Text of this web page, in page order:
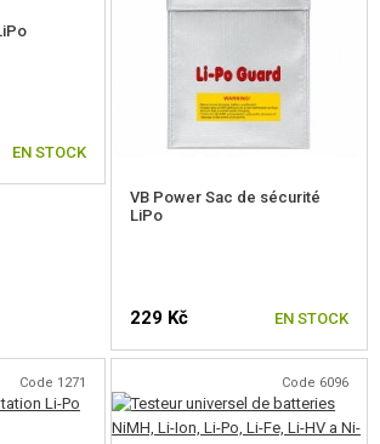
BATTERIE
DE DONNÉES
EN STOCK
VB Power Sac de sécurité
LiPo
229 Kč EN STOCK
Code 1271 Code 6096